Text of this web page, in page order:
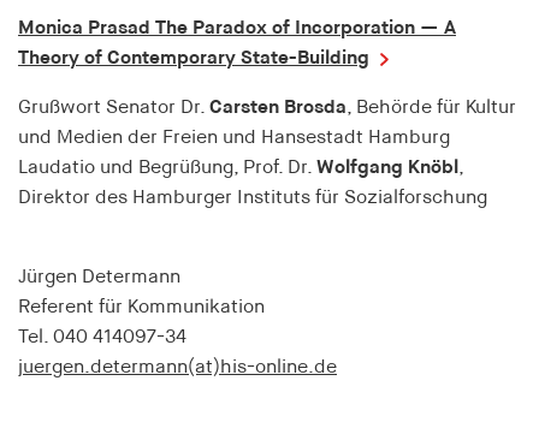
Monica Prasad The Paradox of Incorporation — A
Theory of Contemporary State-Building
Grußwort Senator Dr. Carsten Brosda, Behörde für Kultur
und Medien der Freien und Hansestadt Hamburg
Laudatio und Begrüßung, Prof. Dr. Wolfgang Knöbl,
Direktor des Hamburger Instituts für Sozialforschung
Jürgen Determann
Referent für Kommunikation
Tel. 040 414097-34
juergen.determann(at)his-online.de
Speichert den Zustimmungsstatus des Benutzers
für Cookies auf der aktuellen Domäne
1 Jahr
MARKETING
Anzeigen zu messen, indem es Conversions, wie
zum Beispiel Käufe oder Anmeldungen, verfolgt.
RTBUserId